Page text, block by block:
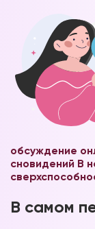
обсуждение
сновидений В
В самом